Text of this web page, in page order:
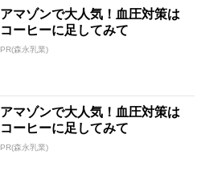
アマゾンで大人気！血圧対策は
コーヒーに足してみて
PR(森永乳業)
アマゾンで大人気！血圧対策は
コーヒーに足してみて
PR(森永乳業)